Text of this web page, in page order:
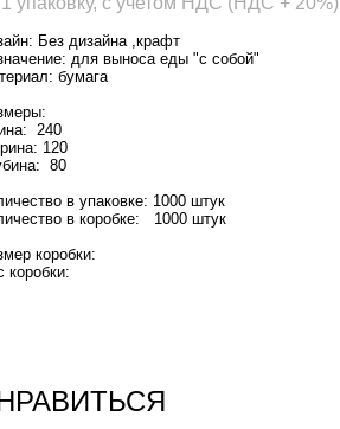
Без дизайна ,крафт
для выноса еды "с собой"
бумага
240
120
80
в упаковке: 1000 штук
в коробке: 1000 штук
коробки:
коробки: